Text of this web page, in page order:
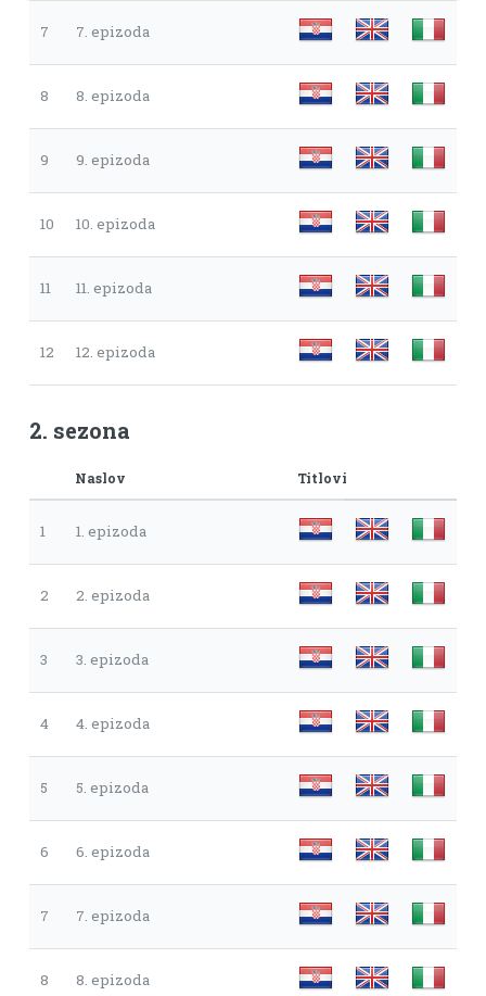
7 7. epizoda
8 8. epizoda
9 9. epizoda
10 10. epizoda
11 11. epizoda
12 12. epizoda
2. sezona
Naslov Titlovi
1 1. epizoda
2 2. epizoda
3 3. epizoda
4 4. epizoda
5 5. epizoda
6 6. epizoda
7 7. epizoda
8 8. epizoda